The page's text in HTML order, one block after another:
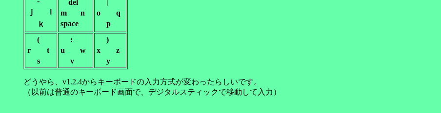
ｊ
ｌ
ｋ
del
m
n
space
|
o
q
p
(
r
t
s
:
u
w
v
)
x
z
y
どうやら、v1.2.4からキーボードの入力方式が変わったらしいです。
（以前は普通のキーボード画面で、デジタルスティックで移動して入力）